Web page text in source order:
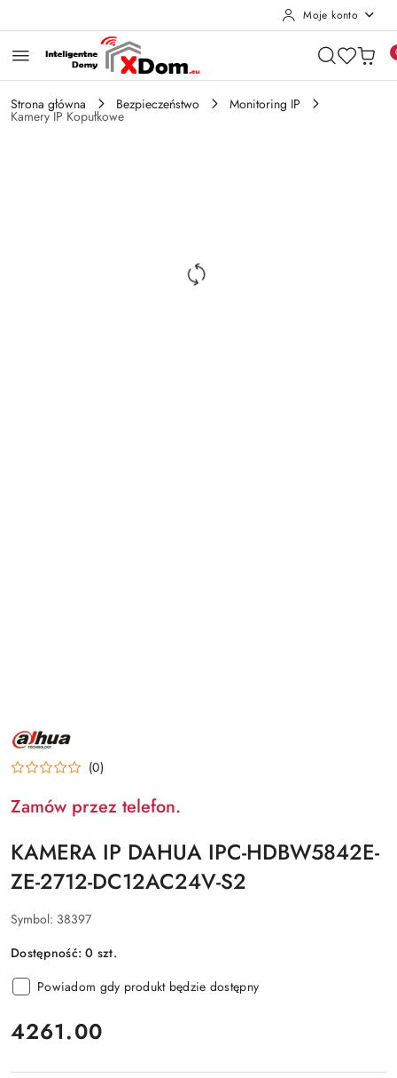
Moje konto
Strona główna Bezpieczeństwo Monitoring IP
Kamery IP Kopułkowe
NAZWA
PRODUCENTA:
DAHUA
(0)
Zamów przez telefon.
KAMERA IP DAHUA IPC-HDBW5842E-
ZE-2712-DC12AC24V-S2
Symbol: 38397
Dostępność:0 szt.
Powiadom gdy produkt będzie dostępny
cena:
4261.00